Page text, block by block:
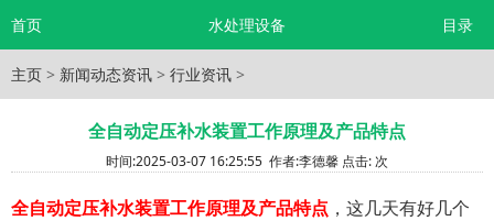
首页 水处理设备 目录
主页 > 新闻动态资讯 > 行业资讯 >
全自动定压补水装置工作原理及产品特点
时间:2025-03-07 16:25:55 作者:李德馨 点击: 次
全自动定压补水装置工作原理及产品特点 ，这几天有好几个